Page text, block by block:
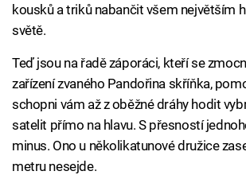
kousků a triků nabančit všem největším
světě.
Teď jsou na řadě záporáci, kteří se
zařízení zvaného Pandořina skříňka,
schopni vám až z oběžné dráhy hodit
satelit přímo na hlavu. S přesností
minus. Ono u několikatunové družice
metru nesejde.